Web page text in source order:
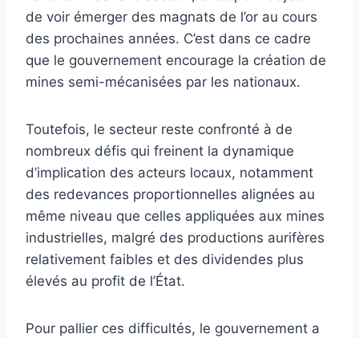
de voir émerger des magnats de l’or au cours
des prochaines années. C’est dans ce cadre
que le gouvernement encourage la création de
mines semi-mécanisées par les nationaux.
Toutefois, le secteur reste confronté à de
nombreux défis qui freinent la dynamique
d’implication des acteurs locaux, notamment
des redevances proportionnelles alignées au
même niveau que celles appliquées aux mines
industrielles, malgré des productions aurifères
relativement faibles et des dividendes plus
élevés au profit de l’État.
Pour pallier ces difficultés, le gouvernement a